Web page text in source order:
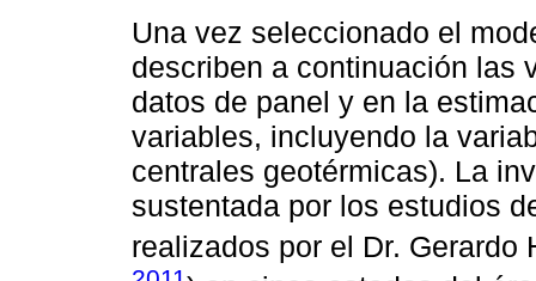
Una vez seleccionado el
describen a continuación las
datos de panel y en la
variables, incluyendo la
centrales geotérmicas). La
sustentada por los estudios
realizados por el Dr. Gerardo